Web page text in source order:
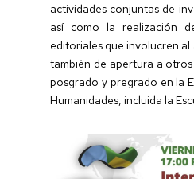
actividades conjuntas de
así como la realización
editoriales que involucren
también de apertura a
posgrado y pregrado en la
Humanidades, incluida la